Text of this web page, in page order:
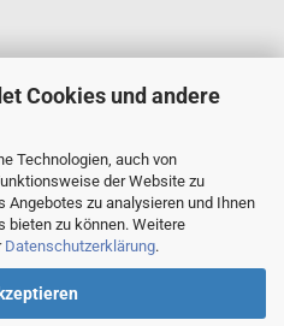
Cookies und andere
Technologien, auch von
der Website zu
Angebotes zu analysieren und Ihnen
bieten zu können. Weitere
Datenschutzerklärung.